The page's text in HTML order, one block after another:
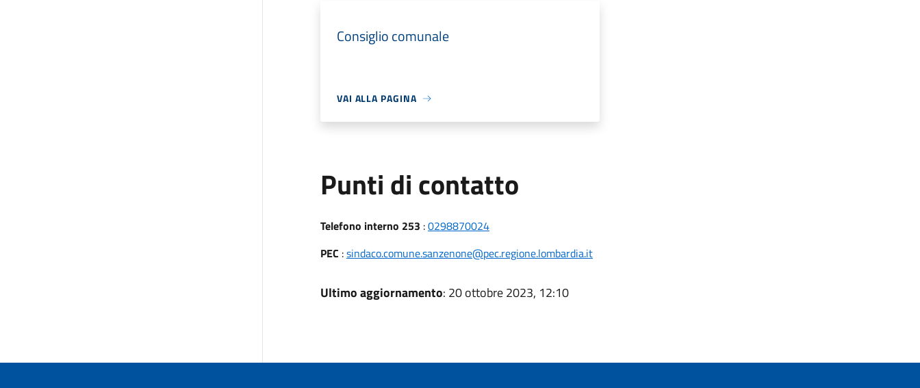
Consiglio comunale
VAI ALLA PAGINA
Punti di contatto
Telefono interno 253 :0298870024
PEC :sindaco.comune.sanzenone@pec.regione.lombardia.it
Ultimo aggiornamento: 20 ottobre 2023, 12:10